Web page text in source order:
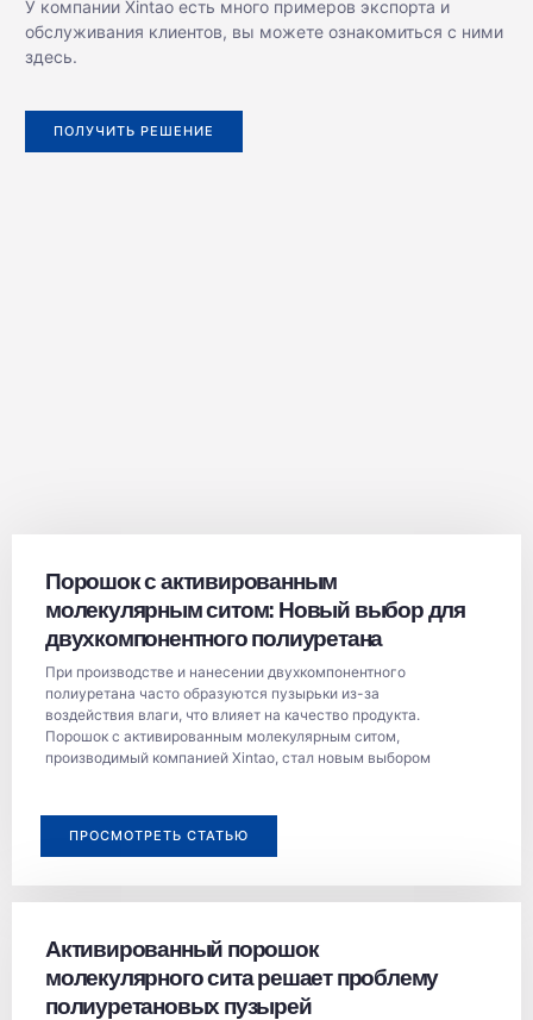
У компании Xintao есть много примеров экспорта и
обслуживания клиентов, вы можете ознакомиться с ними
здесь.
ПОЛУЧИТЬ РЕШЕНИЕ
Порошок с активированным
молекулярным ситом: Новый выбор для
двухкомпонентного полиуретана
При производстве и нанесении двухкомпонентного
полиуретана часто образуются пузырьки из-за
воздействия влаги, что влияет на качество продукта.
Порошок с активированным молекулярным ситом,
производимый компанией Xintao, стал новым выбором
ПРОСМОТРЕТЬ СТАТЬЮ
Активированный порошок
молекулярного сита решает проблему
полиуретановых пузырей